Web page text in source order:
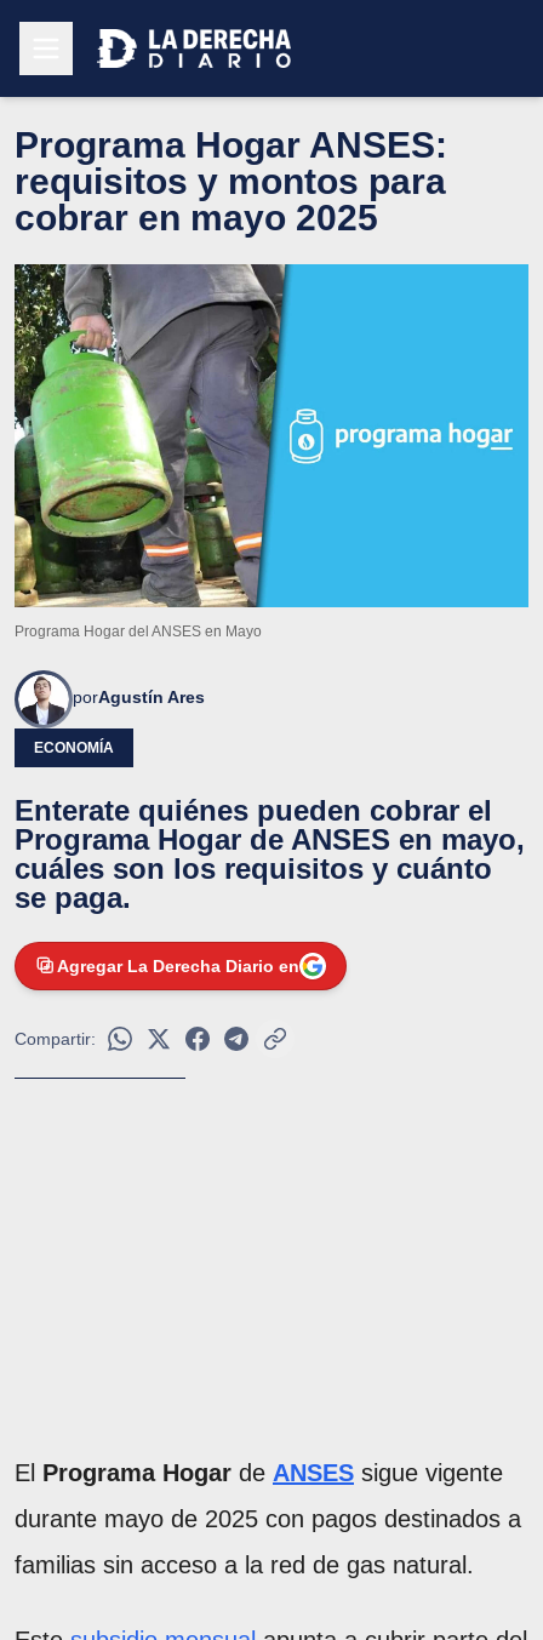
Programa Hogar ANSES:
requisitos y montos para
cobrar en mayo 2025
Programa Hogar del ANSES en Mayo
porAgustín Ares
ECONOMÍA
Enterate quiénes pueden cobrar el
Programa Hogar de ANSES en mayo,
cuáles son los requisitos y cuánto
se paga.
Agregar La Derecha Diario en
Compartir:
El Programa Hogar de ANSES sigue vigente
durante mayo de 2025 con pagos destinados a
familias sin acceso a la red de gas natural.